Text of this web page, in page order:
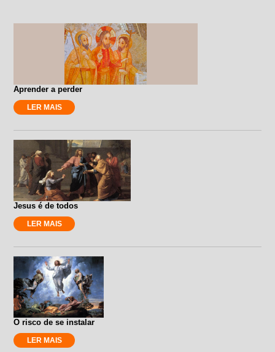
Aprender a perder
LER MAIS
Jesus é de todos
LER MAIS
O risco de se instalar
LER MAIS